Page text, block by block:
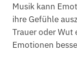
Musik kann
ihre Gefühle
Trauer oder Wut
Emotionen